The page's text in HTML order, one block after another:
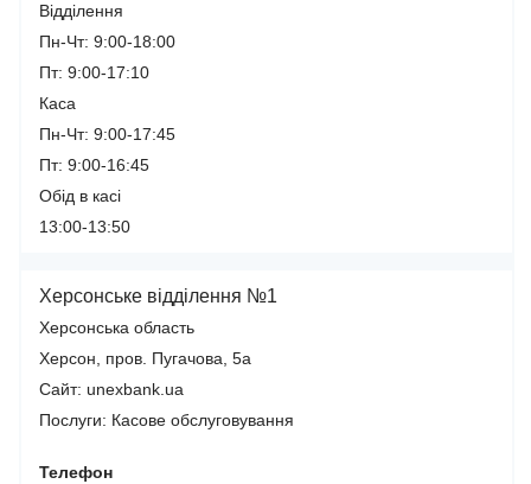
Відділення
Пн-Чт: 9:00-18:00
Пт: 9:00-17:10
Каса
Пн-Чт: 9:00-17:45
Пт: 9:00-16:45
Обід в касі
13:00-13:50
Херсонське відділення №1
Херсонська область
Херсон, пров. Пугачова, 5а
Сайт: unexbank.ua
Послуги: Касове обслуговування
Телефон